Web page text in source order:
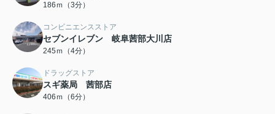
186ｍ（3分）
コンビニエンスストア
セブンイレブン 岐阜茜部大川店
245ｍ（4分）
ドラッグストア
スギ薬局 茜部店
406ｍ（6分）